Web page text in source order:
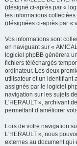
(désigné ci-après par «
les informations
(désignées ci-après par «
Vos informations sont
en naviguant sur «
logiciel phpBB génèrera
fichiers téléchargés
ordinateur. Les deux
utilisateur et un identifiant
assignés par le logiciel
navigation sur les sujets
L'HERAULT », archivant
permettant d’améliorer
Lors de votre navigation
L'HERAULT », nous
externes au document qui